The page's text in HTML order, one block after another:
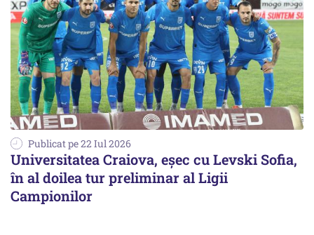
Publicat pe 22 Iul 2026
Universitatea Craiova, eșec cu Levski Sofia,
în al doilea tur preliminar al Ligii
Campionilor